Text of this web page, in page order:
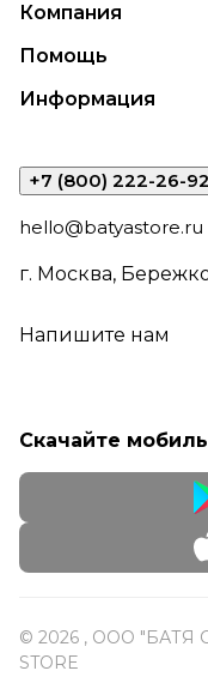
Компания
Помощь
Информация
+7 (800) 222-26-92
hello@batyastore.ru
г. Москва,
Напишите нам
Скачайте
© 2026 , ООО "БАТЯ
STORE